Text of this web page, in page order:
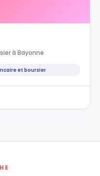
à Bayonne
et boursier